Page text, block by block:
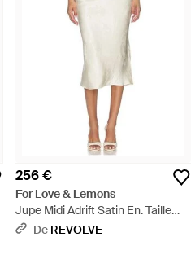
256 €
For Love & Lemons
Jupe Midi Adrift Satin En. Taille
Also En Xs, S, M, Xl - Blanc
De REVOLVE